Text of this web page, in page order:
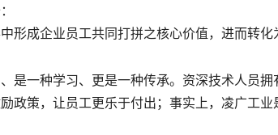
形成企业员工共同打拼之核心价值，进而转化
是一种学习、更是一种传承。资深技术人员
政策，让员工更乐于付出；事实上，凌广工